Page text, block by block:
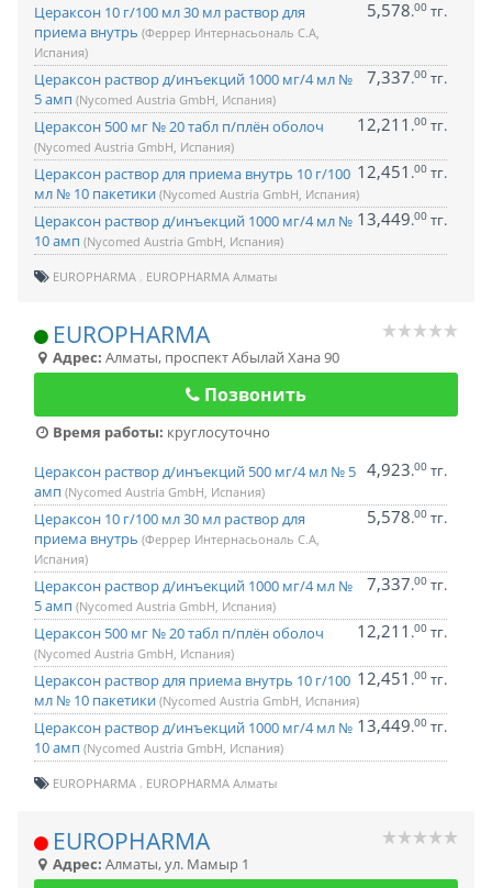
Цераксон 10 г/100 мл 30 мл раствор для
приема внутрь (Феррер Интернасьональ С.А,
Испания)
5,578.00 тг.
Цераксон раствор д/инъекций 1000 мг/4 мл №
5 амп (Nycomed Austria GmbH, Испания)
7,337.00 тг.
Цераксон 500 мг № 20 табл п/плён оболоч
(Nycomed Austria GmbH, Испания)
12,211 .00 тг.
Цераксон раствор для приема внутрь 10 г/100
мл № 10 пакетики (Nycomed Austria GmbH, Испания)
12,451 .00 тг.
Цераксон раствор д/инъекций 1000 мг/4 мл №
10 амп (Nycomed Austria GmbH, Испания)
13,449.00 тг.
EUROPHARMA EUROPHARMA Алматы
EUROPHARMA
Адрес: Алматы, проспект Абылай Хана 90
Позвонить
Время работы: круглосуточно
Цераксон раствор д/инъекций 500 мг/4 мл № 5
амп (Nycomed Austria GmbH, Испания)
4,923.00 тг.
Цераксон 10 г/100 мл 30 мл раствор для
приема внутрь (Феррер Интернасьональ С.А,
Испания)
5,578.00 тг.
Цераксон раствор д/инъекций 1000 мг/4 мл №
5 амп (Nycomed Austria GmbH, Испания)
7,337.00 тг.
Цераксон 500 мг № 20 табл п/плён оболоч
(Nycomed Austria GmbH, Испания)
12,211 .00 тг.
Цераксон раствор для приема внутрь 10 г/100
мл № 10 пакетики (Nycomed Austria GmbH, Испания)
12,451 .00 тг.
Цераксон раствор д/инъекций 1000 мг/4 мл №
10 амп (Nycomed Austria GmbH, Испания)
13,449.00 тг.
EUROPHARMA EUROPHARMA Алматы
EUROPHARMA
Адрес: Алматы,ул. Мамыр 1